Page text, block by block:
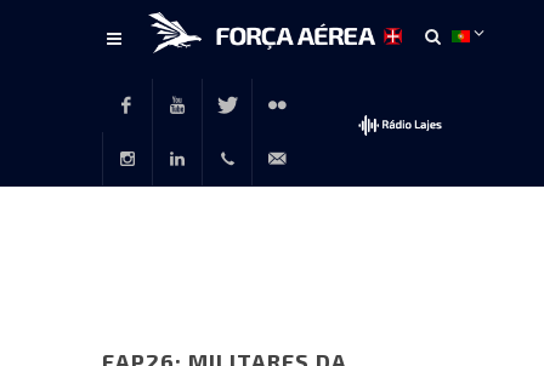
FacebookYoutubeTwitter Flickr
EAP26: MILITARES DA